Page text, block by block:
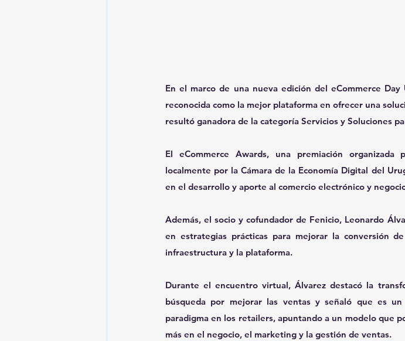
En el marco de una nueva edición del eCommerce
reconocida como la mejor plataforma en ofrecer una
resultó ganadora de la categoría Servicios y Soluciones
El eCommerce Awards, una premiación
localmente por la Cámara de la Economía Digital del
en el desarrollo y aporte al comercio electrónico y
Además, el socio y cofundador de Fenicio, Leonardo
en estrategias prácticas para mejorar la conversión
infraestructura y la plataforma.
Durante el encuentro virtual, Álvarez destacó la
búsqueda por mejorar las ventas y señaló que es
paradigma en los retailers, apuntando a un modelo que
más en el negocio, el marketing y la gestión de ventas.